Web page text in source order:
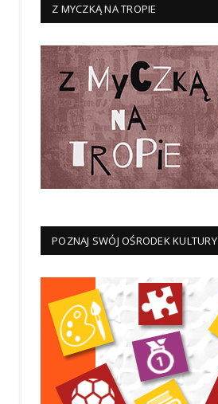
Z MYCZKĄ NA TROPIE
POZNAJ SWÓJ OŚRODEK KULTURY